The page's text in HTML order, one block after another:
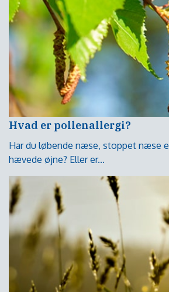
Hvad er pollenallergi?
Har du løbende næse, stoppet næse
hævede øjne? Eller er...